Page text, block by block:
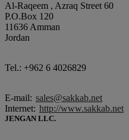
Al-Raqeem , Azraq Street 60
P.O.Box 120
11636 Amman
Jordan
Tel.: +962 6 4026829
E-mail: sales@sakkab.net
Internet: http://www.sakkab.net
JENGAN LLC.